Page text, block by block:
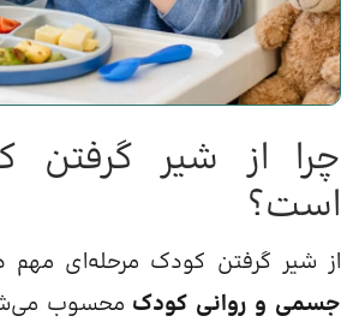
چرا از شیر گرفتن
است؟
از شیر گرفتن کودک مرحله‌ای مهم
جسمی و روانی کودک محسوب